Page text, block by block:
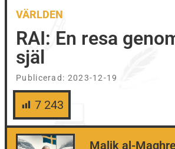
VÄRLDEN
RAI: En resa
själ
Publicerad: 2023-12-19
7 243
Malik al-